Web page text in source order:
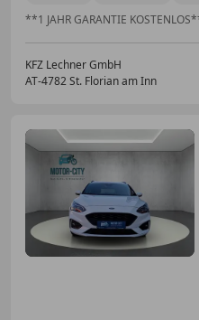
**1 JAHR GARANTIE
KFZ Lechner GmbH
AT-4782 St. Florian am Inn